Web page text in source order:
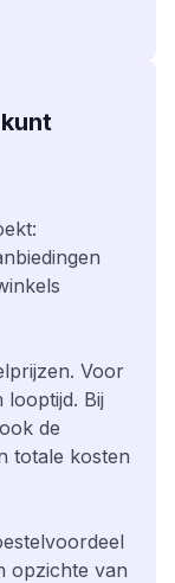
Voor
Bij
de
totale kosten
opzichte van